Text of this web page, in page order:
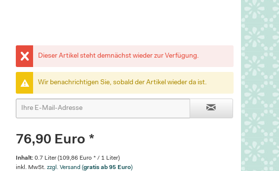
Dieser Artikel steht demnächst wieder zur Verfügung.
Wir benachrichtigen Sie, sobald der Artikel wieder da ist.
76,90 Euro *
Inhalt:0.7 Liter (109,86 Euro * / 1 Liter)
inkl. MwSt.zzgl. Versand (gratis ab 95 Euro)